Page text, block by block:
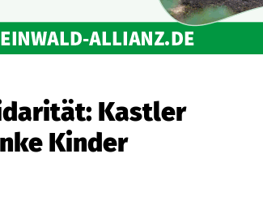
Kastler
Kinder